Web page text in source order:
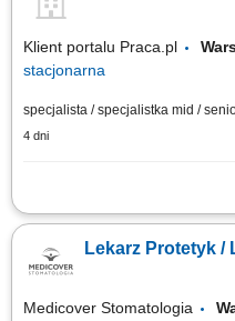
Klient portalu Praca.pl
stacjonarna
specjalista / specjalistka mid /
4 dni
Diagnozowanie potrzeb
opartych na implantach.
specjalistów. Prowadzenie
Lekarz Protetyk /
Medicover Stomatologia